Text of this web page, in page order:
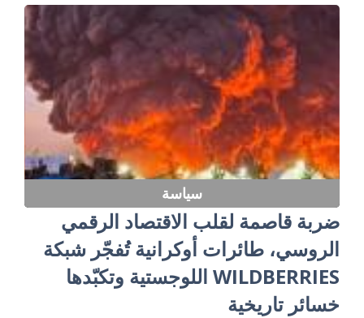
سياسة
ضربة قاصمة لقلب الاقتصاد الرقمي
الروسي، طائرات أوكرانية تُفجّر شبكة
WILDBERRIES اللوجستية وتكبّدها
خسائر تاريخية